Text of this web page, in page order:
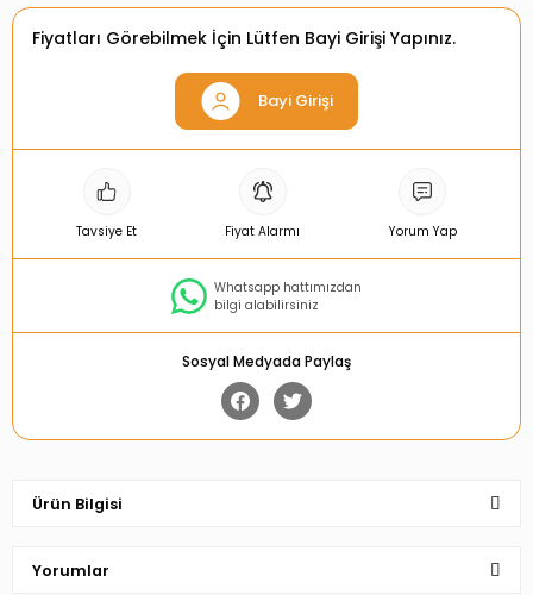
Fiyatları Görebilmek İçin Lütfen Bayi Girişi Yapınız.
Bayi Girişi
Tavsiye Et Fiyat Alarmı Yorum Yap
Whatsapp hattımızdan
bilgi alabilirsiniz
Sosyal Medyada Paylaş
Ürün Bilgisi
Yorumlar